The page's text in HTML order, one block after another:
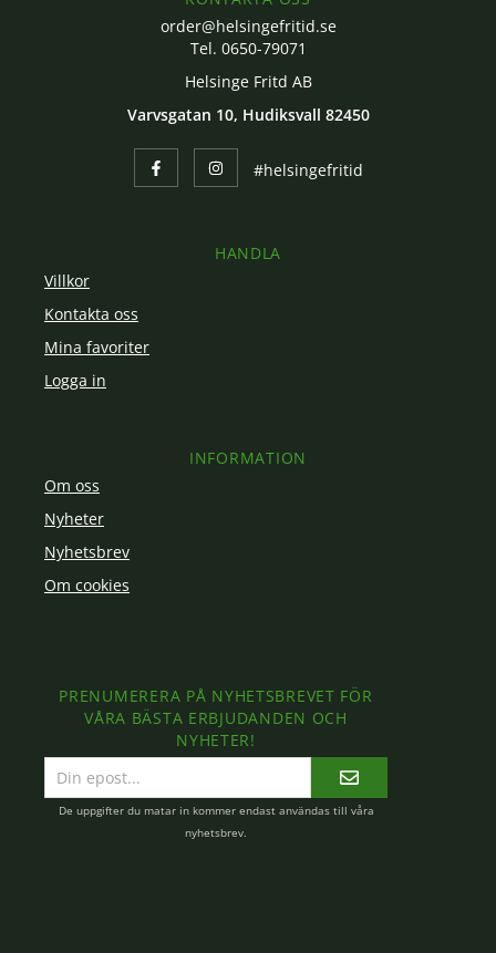
order@helsingefritid.se
Tel. 0650-79071
Helsinge Fritd AB
Varvsgatan 10, Hudiksvall 82450
#helsingefritid
HANDLA
Villkor
Kontakta oss
Mina favoriter
Logga in
INFORMATION
Om oss
Nyheter
Nyhetsbrev
Om cookies
PRENUMERERA PÅ NYHETSBREVET FÖR
VÅRA BÄSTA ERBJUDANDEN OCH
NYHETER!
postadress
De uppgifter du matar in kommer endast användas till våra
nyhetsbrev.